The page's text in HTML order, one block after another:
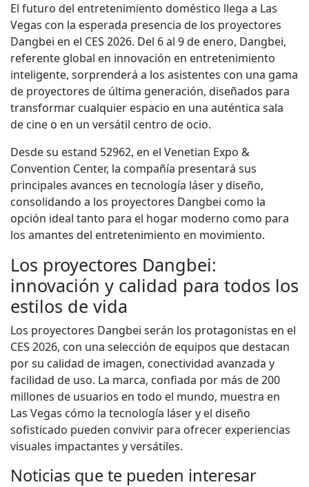
El futuro del entretenimiento doméstico llega a Las
Vegas con la esperada presencia de los proyectores
Dangbei en el CES 2026. Del 6 al 9 de enero, Dangbei,
referente global en innovación en entretenimiento
inteligente, sorprenderá a los asistentes con una gama
de proyectores de última generación, diseñados para
transformar cualquier espacio en una auténtica sala
de cine o en un versátil centro de ocio.
Desde su estand 52962, en el Venetian Expo &
Convention Center, la compañía presentará sus
principales avances en tecnología láser y diseño,
consolidando a los proyectores Dangbei como la
opción ideal tanto para el hogar moderno como para
los amantes del entretenimiento en movimiento.
Los proyectores Dangbei:
innovación y calidad para todos los
estilos de vida
Los proyectores Dangbei serán los protagonistas en el
CES 2026, con una selección de equipos que destacan
por su calidad de imagen, conectividad avanzada y
facilidad de uso. La marca, confiada por más de 200
millones de usuarios en todo el mundo, muestra en
Las Vegas cómo la tecnología láser y el diseño
sofisticado pueden convivir para ofrecer experiencias
visuales impactantes y versátiles.
Noticias que te pueden interesar